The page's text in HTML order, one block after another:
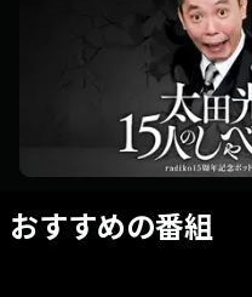
おすすめの番組